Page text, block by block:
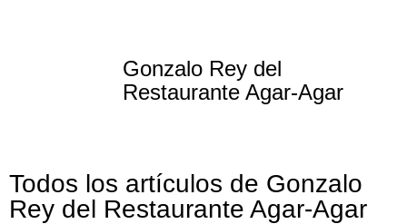
Gonzalo Rey del
Restaurante Agar-Agar
Todos los artículos de Gonzalo
Rey del Restaurante Agar-Agar